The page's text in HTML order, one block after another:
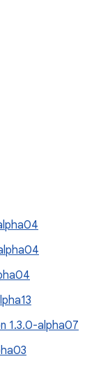
1.3.0-alpha07